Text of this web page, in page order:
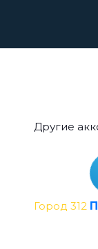
Другие
Город 312